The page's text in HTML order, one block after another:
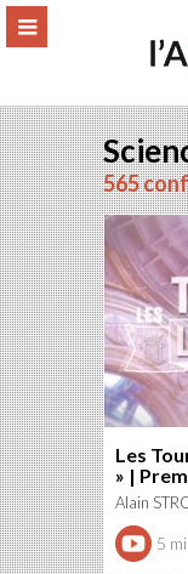
Aller
MENU
565
Les
» |
Alain
5